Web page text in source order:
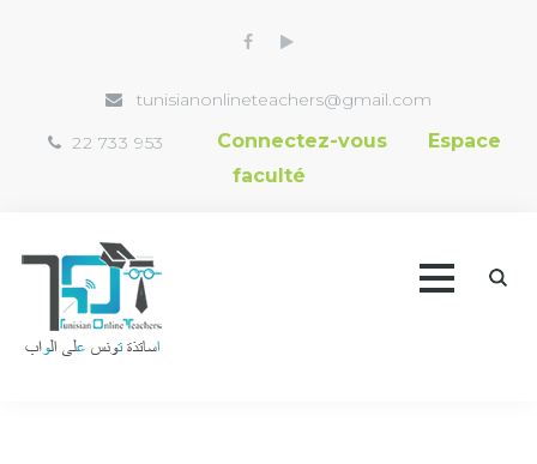
tunisianonlineteachers@gmail.com
22 733 953
Connectez-vous
Espace
faculté